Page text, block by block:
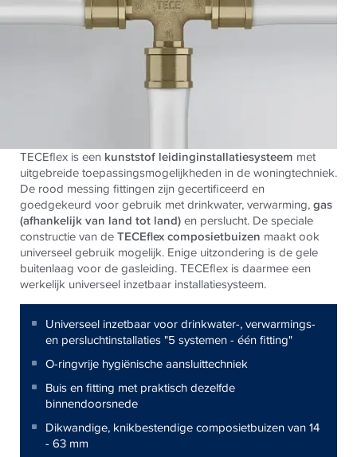
TECEflex is een kunststof leidinginstallatiesysteem met
uitgebreide toepassingsmogelijkheden in de woningtechniek.
De rood messing fittingen zijn gecertificeerd en
goedgekeurd voor gebruik met drinkwater, verwarming,gas
(afhankelijk van land tot land)en perslucht. De speciale
constructie van deTECEflex composietbuizen maakt ook
universeel gebruik mogelijk. Enige uitzondering is de gele
buitenlaag voor de gasleiding. TECEflex is daarmee een
werkelijk universeel inzetbaar installatiesysteem.
Universeel inzetbaar voor drinkwater-, verwarmings-
en persluchtinstallaties "5 systemen - één fitting"
O-ringvrije hygiënische aansluittechniek
Buis en fitting met praktisch dezelfde
binnendoorsnede
Dikwandige, knikbestendige composietbuizen van 14
- 63 mm